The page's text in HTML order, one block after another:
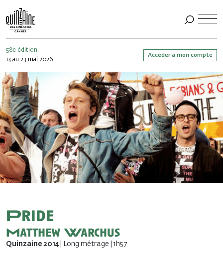
58e édition
13 au 23 mai 2026
Accéder à mon compte
Pride
Matthew Warchus
Quinzaine 2014 | Long métrage | 1h57